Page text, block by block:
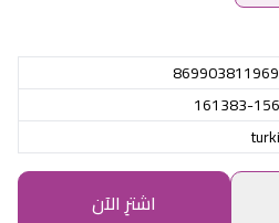
161383-
اشترِ الآن